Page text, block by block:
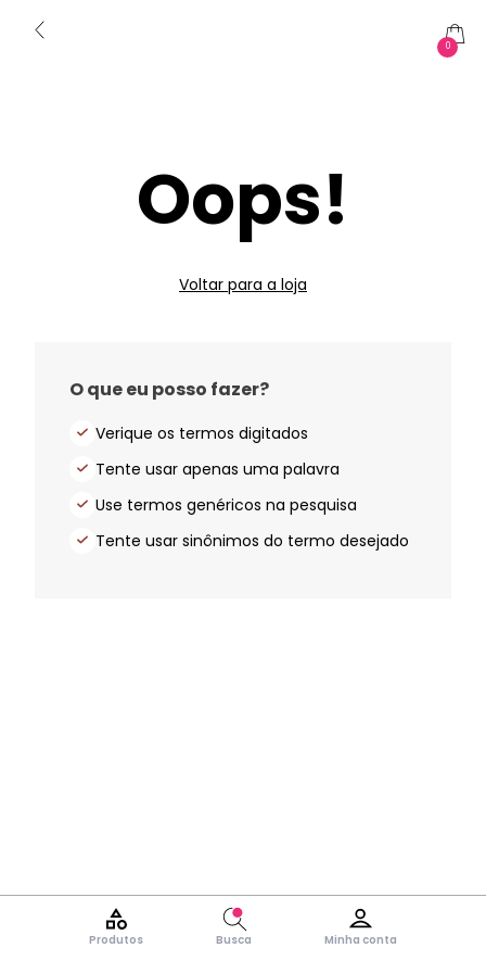
0
Produtos Busca Minha conta
Oops!
Voltar para a loja
O que eu posso fazer?
Verique os termos digitados
Tente usar apenas uma palavra
Use termos genéricos na pesquisa
Tente usar sinônimos do termo desejado